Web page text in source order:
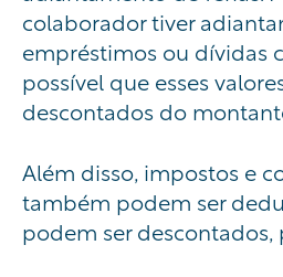
colaborador tiver
empréstimos ou dívidas
possível que esses
descontados do
Além disso, impostos e
também podem ser
podem ser descontados,